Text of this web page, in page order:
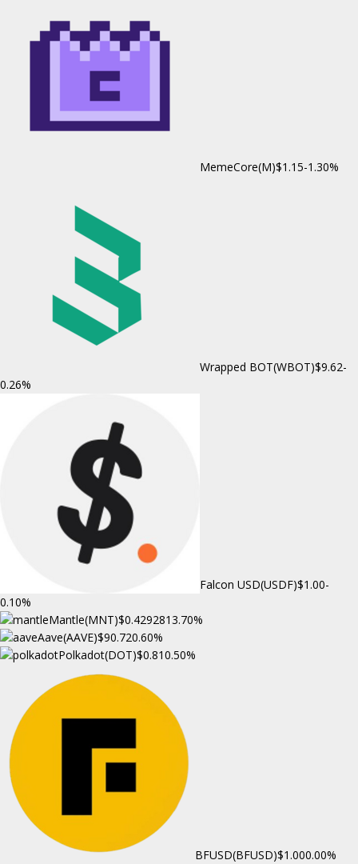
MemeCore(M)$1.15-1.30%
Wrapped BOT(WBOT)$9.62-
0.26%
Falcon USD(USDF)$1.00-
0.10%
Mantle(MNT)$0.4292813.70%
Aave(AAVE)$90.720.60%
Polkadot(DOT)$0.810.50%
BFUSD(BFUSD)$1.000.00%